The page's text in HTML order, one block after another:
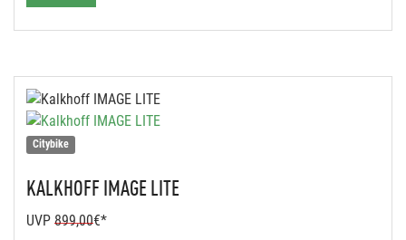
Citybike
KALKHOFFIMAGE LITE
UVP 899,00€*